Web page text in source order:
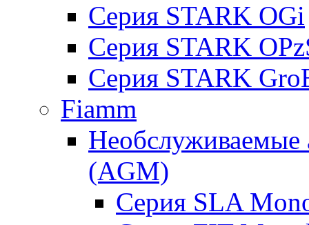
Серия STARK OGi
Серия STARK
Серия STARK
Fiamm
Необслуживаемые
(AGM)
Серия SLA